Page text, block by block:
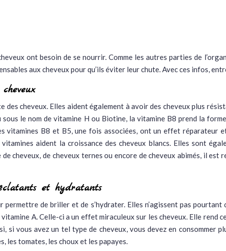
ont besoin de se nourrir. Comme les autres parties de
aux cheveux pour qu’ils éviter leur chute. Avec ces infos,
des cheveux. Elles aident également à avoir des cheveux plus
le nom de vitamine H ou Biotine, la vitamine B8 prend la
vitamines B8 et B5, une fois associées, ont un effet réparateur
aident la croissance des cheveux blancs. Elles sont
cheveux, de cheveux ternes ou encore de cheveux abimés, il est
et hydratants
de briller et de s’hydrater. Elles n’agissent pas pourtant
A. Celle-ci a un effet miraculeux sur les cheveux. Elle rend
si vous avez un tel type de cheveux, vous devez en consommer
les tomates, les choux et les papayes.